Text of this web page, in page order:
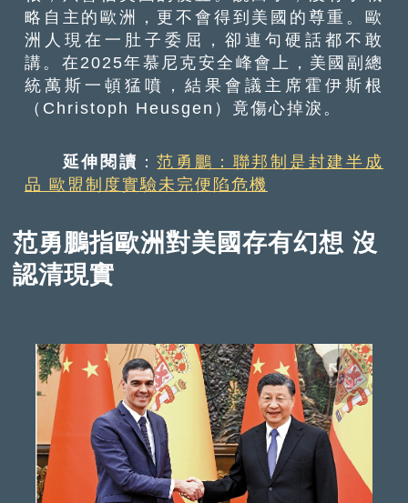
略自主的歐洲，更不會得到美國的尊重。歐
洲人現在一肚子委屈，卻連句硬話都不敢
講。在2025年慕尼克安全峰會上，美國副總
統萬斯一頓猛噴，結果會議主席霍伊斯根
（Christoph Heusgen）竟傷心掉淚。
延伸閱讀 ：范勇鵬：聯邦制是封建半成
品 歐盟制度實驗未完便陷危機
范勇鵬指歐洲對美國存有幻想 沒
認清現實